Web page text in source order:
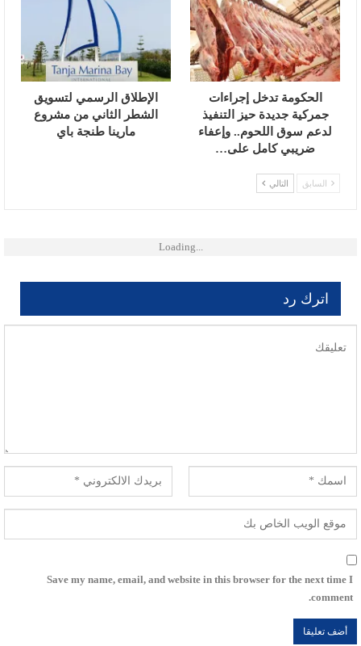
الحكومة تدخل إجراءات
جمركية جديدة حيز التنفيذ
لدعم سوق اللحوم.. وإعفاء
ضريبي كامل على…
الإطلاق الرسمي لتسويق
الشطر الثاني من مشروع
مارينا طنجة باي
السابق التالي
Loading...
اترك رد
Save my name, email, and website in this browser for the next time I
comment.